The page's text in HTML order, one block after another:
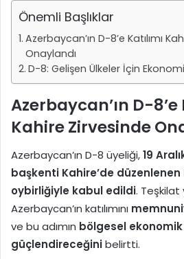
Önemli Başlıklar
Azerbaycan’ın D-8’e Katılımı
Onaylandı
D-8: Gelişen Ülkeler İçin
Azerbaycan’ın D-8’e
Kahire Zirvesinde
Azerbaycan’ın D-8 üyeliği,19
başkenti Kahire’de düzenlenen
oybirliğiyle kabul edildi. Teşkilat
Azerbaycan’ın katılımını
ve bu adımın bölgesel
güçlendireceğinibelirtti.